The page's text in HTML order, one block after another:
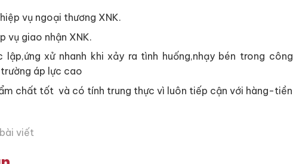
vụ ngoại thương XNK.
vụ giao nhận XNK.
lập,ứng xử nhanh khi xảy ra tình huống,nhạy bén trong công
áp lực cao
chất tốt và có tính trung thực vì luôn tiếp cận với hàng-tiền
viết